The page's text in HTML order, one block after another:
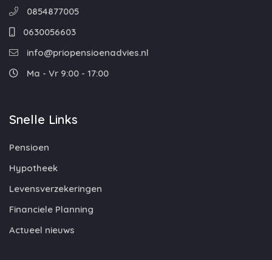
0854877005
0630056603
info@priopensioenadvies.nl
Ma - Vr 9:00 - 17:00
Snelle Links
Pensioen
Hypotheek
Levensverzekeringen
Financiele Planning
Actueel nieuws